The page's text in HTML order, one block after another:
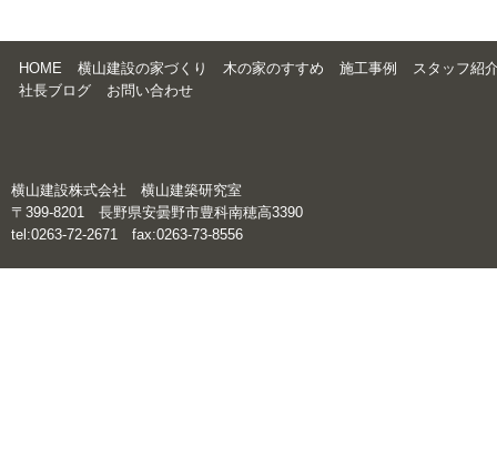
HOME 横山建設の家づくり 木の家のすすめ 施工事例
スタッフ紹
社長ブログ
お問い合わせ
横山建設株式会社 横山建築研究室
〒399-8201 長野県安曇野市豊科南穂高3390
tel:0263-72-2671 fax:0263-73-8556